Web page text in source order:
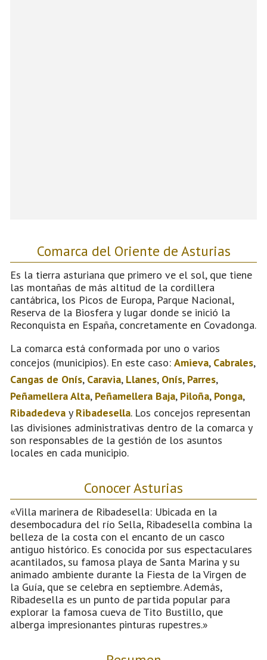
Comarca del Oriente de Asturias
Es la tierra asturiana que primero ve el sol, que tiene
las montañas de más altitud de la cordillera
cantábrica, los Picos de Europa, Parque Nacional,
Reserva de la Biosfera y lugar donde se inició la
Reconquista en España, concretamente en Covadonga.
La comarca está conformada por uno o varios
concejos (municipios). En este caso: Amieva, Cabrales,
Cangas de Onís, Caravia, Llanes, Onís, Parres,
Peñamellera Alta, Peñamellera Baja, Piloña, Ponga,
Ribadedeva y Ribadesella. Los concejos representan
las divisiones administrativas dentro de la comarca y
son responsables de la gestión de los asuntos
locales en cada municipio.
Conocer Asturias
«Villa marinera de Ribadesella: Ubicada en la
desembocadura del río Sella, Ribadesella combina la
belleza de la costa con el encanto de un casco
antiguo histórico. Es conocida por sus espectaculares
acantilados, su famosa playa de Santa Marina y su
animado ambiente durante la Fiesta de la Virgen de
la Guía, que se celebra en septiembre. Además,
Ribadesella es un punto de partida popular para
explorar la famosa cueva de Tito Bustillo, que
alberga impresionantes pinturas rupestres.»